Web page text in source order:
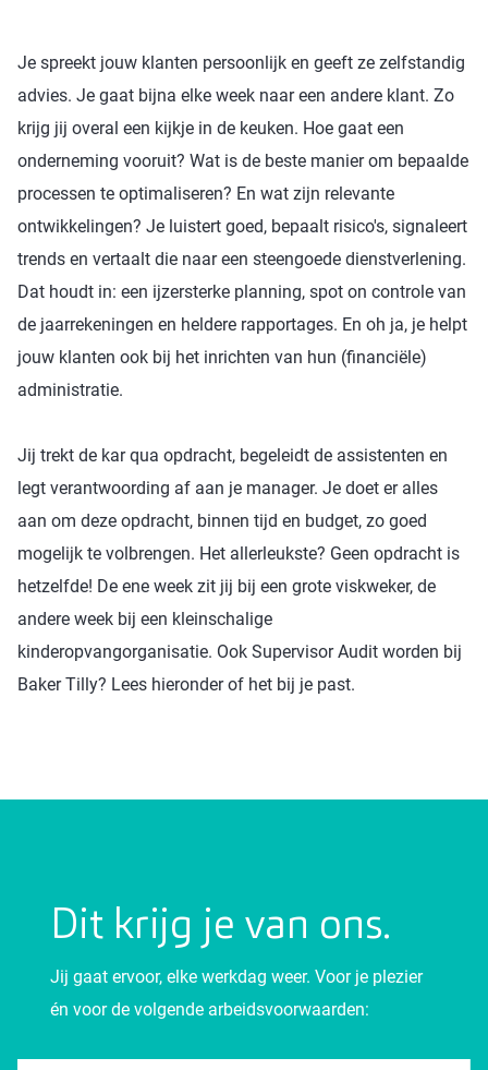
Je spreekt jouw klanten persoonlijk en geeft ze zelfstandig
advies. Je gaat bijna elke week naar een andere klant. Zo
krijg jij overal een kijkje in de keuken. Hoe gaat een
onderneming vooruit? Wat is de beste manier om bepaalde
processen te optimaliseren? En wat zijn relevante
ontwikkelingen? Je luistert goed, bepaalt risico's, signaleert
trends en vertaalt die naar een steengoede dienstverlening.
Dat houdt in: een ijzersterke planning, spot on controle van
de jaarrekeningen en heldere rapportages. En oh ja, je helpt
jouw klanten ook bij het inrichten van hun (financiële)
administratie.
Jij trekt de kar qua opdracht, begeleidt de assistenten en
legt verantwoording af aan je manager. Je doet er alles
aan om deze opdracht, binnen tijd en budget, zo goed
mogelijk te volbrengen. Het allerleukste? Geen opdracht is
hetzelfde! De ene week zit jij bij een grote viskweker, de
andere week bij een kleinschalige
kinderopvangorganisatie. Ook Supervisor Audit worden bij
Baker Tilly? Lees hieronder of het bij je past.
Dit krijg je van ons.
Jij gaat ervoor, elke werkdag weer. Voor je plezier
én voor de volgende arbeidsvoorwaarden: